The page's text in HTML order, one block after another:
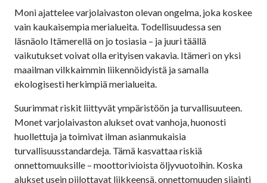
Moni ajattelee varjolaivaston olevan ongelma, joka koskee
vain kaukaisempia merialueita. Todellisuudessa sen
läsnäolo Itämerellä on jo tosiasia – ja juuri täällä
vaikutukset voivat olla erityisen vakavia. Itämeri on yksi
maailman vilkkaimmin liikennöidyistä ja samalla
ekologisesti herkimpiä merialueita.
Suurimmat riskit liittyvät ympäristöön ja turvallisuuteen.
Monet varjolaivaston alukset ovat vanhoja, huonosti
huollettuja ja toimivat ilman asianmukaisia
turvallisuusstandardeja. Tämä kasvattaa riskiä
onnettomuuksille – moottorivioista öljyvuotoihin. Koska
alukset usein piilottavat liikkeensä, onnettomuuden sijainti